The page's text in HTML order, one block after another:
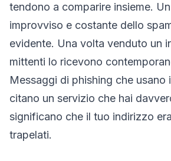
tendono a comparire insieme.
improvviso e costante dello
evidente. Una volta venduto un
mittenti lo ricevono
Messaggi di phishing che usano
citano un servizio che hai
significano che il tuo indirizzo
trapelati.